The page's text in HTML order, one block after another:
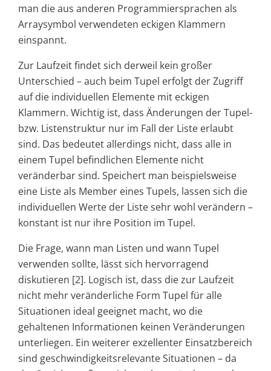
man die aus anderen Programmiersprachen als
Arraysymbol verwendeten eckigen Klammern
einspannt.
Zur Laufzeit findet sich derweil kein großer
Unterschied – auch beim Tupel erfolgt der Zugriff
auf die individuellen Elemente mit eckigen
Klammern. Wichtig ist, dass Änderungen der Tupel-
bzw. Listenstruktur nur im Fall der Liste erlaubt
sind. Das bedeutet allerdings nicht, dass alle in
einem Tupel befindlichen Elemente nicht
veränderbar sind. Speichert man beispielsweise
eine Liste als Member eines Tupels, lassen sich die
individuellen Werte der Liste sehr wohl verändern –
konstant ist nur ihre Position im Tupel.
Die Frage, wann man Listen und wann Tupel
verwenden sollte, lässt sich hervorragend
diskutieren [2]. Logisch ist, dass die zur Laufzeit
nicht mehr veränderliche Form Tupel für alle
Situationen ideal geeignet macht, wo die
gehaltenen Informationen keinen Veränderungen
unterliegen. Ein weiterer exzellenter Einsatzbereich
sind geschwindigkeitsrelevante Situationen – da